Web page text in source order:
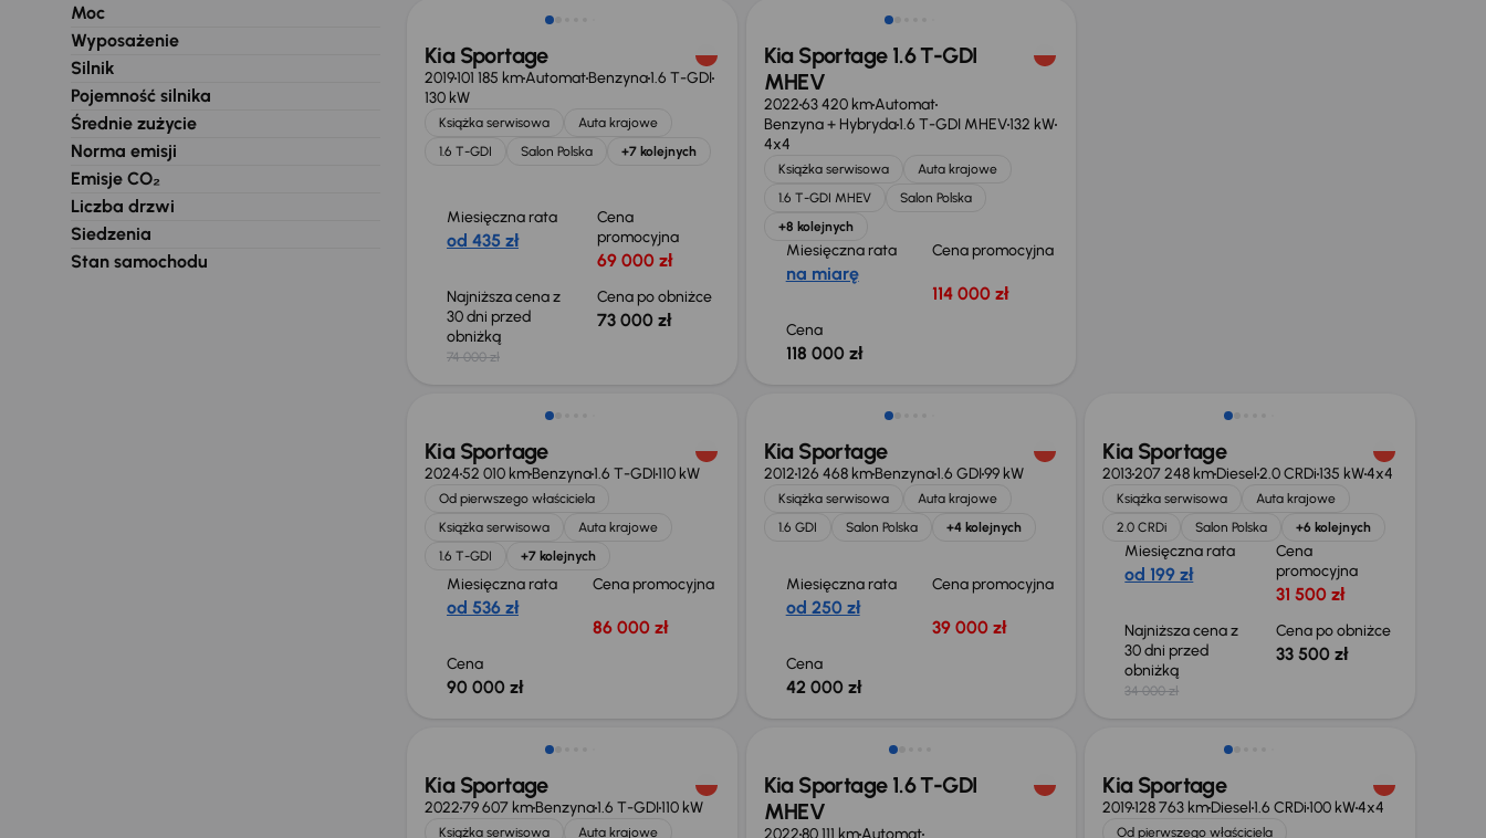
Moc
Wyposażenie
Silnik
Pojemność silnika
Średnie zużycie
Norma emisji
Emisje CO₂
Liczba drzwi
Siedzenia
Stan samochodu
Kia Sportage
2019101 185 kmAutomatBenzyna1.6 T-GDI
130 kW
Książka serwisowa
Auta krajowe
1.6 T-GDI
Salon Polska +7 kolejnych
Miesięczna rata
od 435 zł
Cena
promocyjna
69 000 zł
Najniższa cena z
30 dni przed
obniżką
74 000 zł
Cena po obniżce
73 000 zł
Kia Sportage 1.6 T-GDI
MHEV
202263 420 kmAutomat
Benzyna + Hybryda1.6 T-GDI MHEV132 kW
4x4
Książka serwisowa
Auta krajowe
1.6 T-GDI MHEV
Salon Polska
+8 kolejnych
Miesięczna rata
na miarę
Cena promocyjna
114 000 zł
Cena
118 000 zł
Możliwość odliczenia VAT
Kia Sportage
202452 010 kmBenzyna1.6 T-GDI110 kW
Od pierwszego właściciela
Książka serwisowa
Auta krajowe
1.6 T-GDI
+7 kolejnych
Miesięczna rata
od 536 zł
Cena promocyjna
86 000 zł
Cena
90 000 zł
Kia Sportage
2012126 468 kmBenzyna1.6 GDI99 kW
Książka serwisowa
Auta krajowe
1.6 GDI
Salon Polska +4 kolejnych
Miesięczna rata
od 250 zł
Cena promocyjna
39 000 zł
Cena
42 000 zł
Kia Sportage
2013207 248 kmDiesel2.0 CRDi135 kW4x4
Książka serwisowa
Auta krajowe
2.0 CRDi
Salon Polska +6 kolejnych
Miesięczna rata
od 199 zł
Cena
promocyjna
31 500 zł
Najniższa cena z
30 dni przed
obniżką
34 000 zł
Cena po obniżce
33 500 zł
Kia Sportage
202279 607 kmBenzyna1.6 T-GDI110 kW
Książka serwisowa
Auta krajowe
Kia Sportage 1.6 T-GDI
MHEV
202280 111 kmAutomat
Możliwość odliczenia VAT
Kia Sportage
2019128 763 kmDiesel1.6 CRDi100 kW4x4
Od pierwszego właściciela